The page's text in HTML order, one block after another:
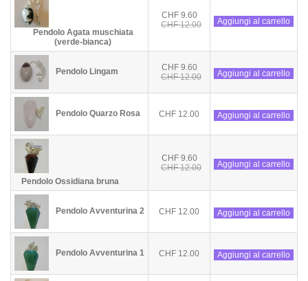
Pendolo Agata muschiata
(verde-bianca)
CHF 9.60
CHF 12.00
Aggiungi al carrello
Pendolo Lingam
CHF 9.60
CHF 12.00
Aggiungi al carrello
Pendolo Quarzo Rosa CHF 12.00 Aggiungi al carrello
Pendolo Ossidiana bruna
CHF 9.60
CHF 12.00
Aggiungi al carrello
Pendolo Avventurina 2 CHF 12.00 Aggiungi al carrello
Pendolo Avventurina 1 CHF 12.00 Aggiungi al carrello